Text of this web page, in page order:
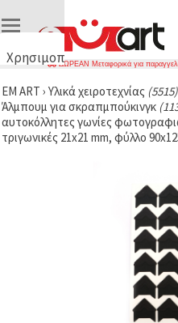
Χρησιμοποιούμε
🍪
Χρησιμοποιούμε
cookies και
παρόμοιες
ΔΩΡΕΑΝ Μεταφορικά για
EM ART › Υλικά χειροτεχνίας (5515)
Άλμπουμ για σκραπμπούκινγκ
αυτοκόλλητες γωνίες
τριγωνικές 21x21 mm, φύλλο